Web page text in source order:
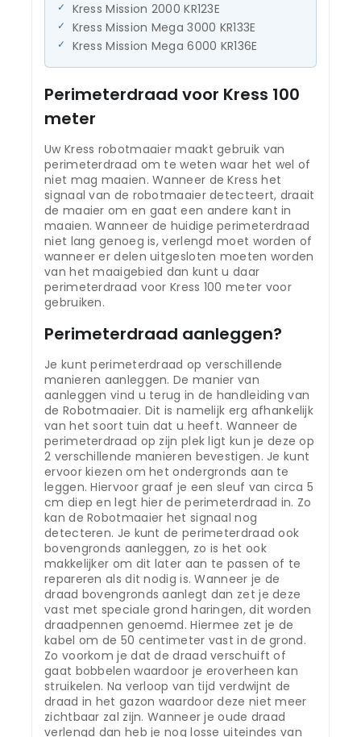
Kress Mission 2000 KR123E
Kress Mission Mega 3000 KR133E
Kress Mission Mega 6000 KR136E
Perimeterdraad voor Kress 100
meter
Uw Kress robotmaaier maakt gebruik van
perimeterdraad om te weten waar het wel of
niet mag maaien. Wanneer de Kress het
signaal van de robotmaaier detecteert, draait
de maaier om en gaat een andere kant in
maaien. Wanneer de huidige perimeterdraad
niet lang genoeg is, verlengd moet worden of
wanneer er delen uitgesloten moeten worden
van het maaigebied dan kunt u daar
perimeterdraad voor Kress 100 meter voor
gebruiken.
Perimeterdraad aanleggen?
Je kunt perimeterdraad op verschillende
manieren aanleggen. De manier van
aanleggen vind u terug in de handleiding van
de Robotmaaier. Dit is namelijk erg afhankelijk
van het soort tuin dat u heeft. Wanneer de
perimeterdraad op zijn plek ligt kun je deze op
2 verschillende manieren bevestigen. Je kunt
ervoor kiezen om het ondergronds aan te
leggen. Hiervoor graaf je een sleuf van circa 5
cm diep en legt hier de perimeterdraad in. Zo
kan de Robotmaaier het signaal nog
detecteren. Je kunt de perimeterdraad ook
bovengronds aanleggen, zo is het ook
makkelijker om dit later aan te passen of te
repareren als dit nodig is. Wanneer je de
draad bovengronds aanlegt dan zet je deze
vast met speciale grond haringen, dit worden
draadpennen genoemd. Hiermee zet je de
kabel om de 50 centimeter vast in de grond.
Zo voorkom je dat de draad verschuift of
gaat bobbelen waardoor je eroverheen kan
struikelen. Na verloop van tijd verdwijnt de
draad in het gazon waardoor deze niet meer
zichtbaar zal zijn. Wanneer je oude draad
verlengd dan heb je nog losse uiteindes van